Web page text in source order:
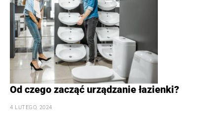
Od czego zacząć urządzanie łazienki?
4 LUTEGO, 2024